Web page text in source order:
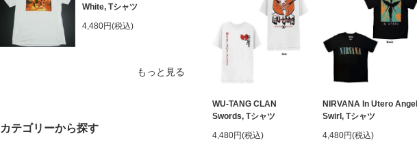
White, Tシャツ
4,480円(税込)
もっと見る
カテゴリーから探す
WU-TANG CLAN
Swords, Tシャツ
4,480円(税込)
NIRVANA In Utero Angel
Swirl, Tシャツ
4,480円(税込)